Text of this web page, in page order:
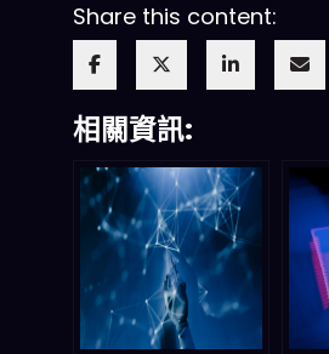
Share this content:
相關資訊: